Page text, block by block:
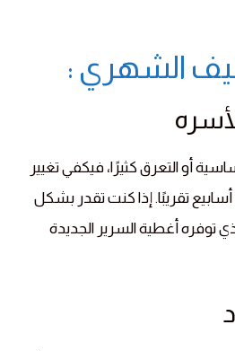
الشهري :
أو التعرق كثيرًا، فيكفي تغيير
تقريبًا. إذا كنت تقدر بشكل
توفره أغطية السرير الجديدة